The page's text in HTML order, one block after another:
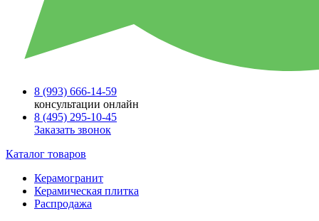
8 (993) 666-14-59
консультации онлайн
8 (495) 295-10-45
Заказать звонок
Каталог товаров
Керамогранит
Керамическая плитка
Распродажа